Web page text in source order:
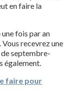
en faire la
fois par an
recevrez une
septembre-
également.
faire pour